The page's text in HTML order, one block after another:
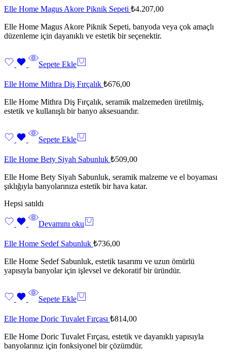
Elle Home Magus Akore Piknik Sepeti ₺4.207,00
Elle Home Magus Akore Piknik Sepeti, banyoda veya çok amaçlı
düzenleme için dayanıklı ve estetik bir seçenektir.
Sepete Ekle
Elle Home Mithra Diş Fırçalık ₺676,00
Elle Home Mithra Diş Fırçalık, seramik malzemeden üretilmiş,
estetik ve kullanışlı bir banyo aksesuarıdır.
Sepete Ekle
Elle Home Bety Siyah Sabunluk ₺509,00
Elle Home Bety Siyah Sabunluk, seramik malzeme ve el boyaması
şıklığıyla banyolarınıza estetik bir hava katar.
Hepsi satıldı
Devamını oku
Elle Home Sedef Sabunluk ₺736,00
Elle Home Sedef Sabunluk, estetik tasarımı ve uzun ömürlü
yapısıyla banyolar için işlevsel ve dekoratif bir üründür.
Sepete Ekle
Elle Home Doric Tuvalet Fırçası ₺814,00
Elle Home Doric Tuvalet Fırçası, estetik ve dayanıklı yapısıyla
banyolarınız için fonksiyonel bir çözümdür.